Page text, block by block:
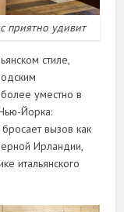
приятно удивит
стиле,
уместно в
Йорка:
вызов как
Ирландии,
итальянского